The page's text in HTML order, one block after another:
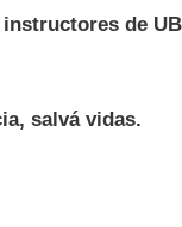
de
salvá vidas.